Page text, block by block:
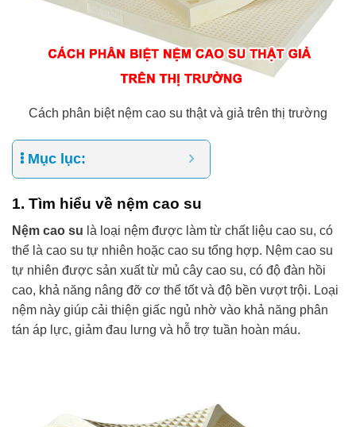
Cách phân biệt nệm cao su thật và giả trên thị trường
Mục lục:
1. Tìm hiểu về nệm cao su
Nệm cao su là loại nệm được làm từ chất liệu cao su, có
thể là cao su tự nhiên hoặc cao su tổng hợp. Nệm cao su
tự nhiên được sản xuất từ mủ cây cao su, có độ đàn hồi
cao, khả năng nâng đỡ cơ thể tốt và độ bền vượt trội. Loại
nệm này giúp cải thiện giấc ngủ nhờ vào khả năng phân
tán áp lực, giảm đau lưng và hỗ trợ tuần hoàn máu.